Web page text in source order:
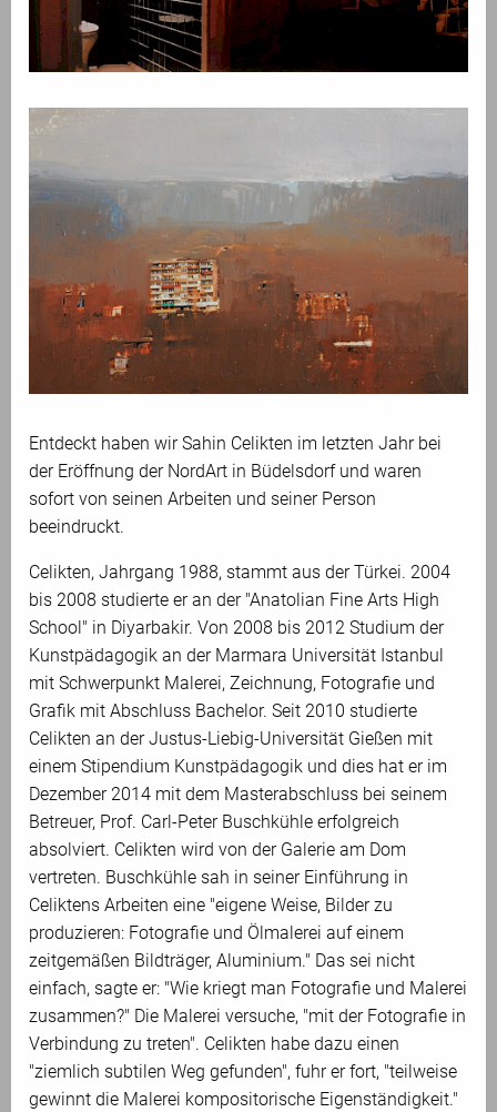
Entdeckt haben wir Sahin Celikten im letzten Jahr bei
der Eröffnung der NordArt in Büdelsdorf und waren
sofort von seinen Arbeiten und seiner Person
beeindruckt.
Celikten, Jahrgang 1988, stammt aus der Türkei. 2004
bis 2008 studierte er an der "Anatolian Fine Arts High
School" in Diyarbakir. Von 2008 bis 2012 Studium der
Kunstpädagogik an der Marmara Universität Istanbul
mit Schwerpunkt Malerei, Zeichnung, Fotografie und
Grafik mit Abschluss Bachelor. Seit 2010 studierte
Celikten an der Justus-Liebig-Universität Gießen mit
einem Stipendium Kunstpädagogik und dies hat er im
Dezember 2014 mit dem Masterabschluss bei seinem
Betreuer, Prof. Carl-Peter Buschkühle erfolgreich
absolviert. Celikten wird von der Galerie am Dom
vertreten. Buschkühle sah in seiner Einführung in
Celiktens Arbeiten eine "eigene Weise, Bilder zu
produzieren: Fotografie und Ölmalerei auf einem
zeitgemäßen Bildträger, Aluminium." Das sei nicht
einfach, sagte er: "Wie kriegt man Fotografie und Malerei
zusammen?" Die Malerei versuche, "mit der Fotografie in
Verbindung zu treten". Celikten habe dazu einen
"ziemlich subtilen Weg gefunden", fuhr er fort, "teilweise
gewinnt die Malerei kompositorische Eigenständigkeit."